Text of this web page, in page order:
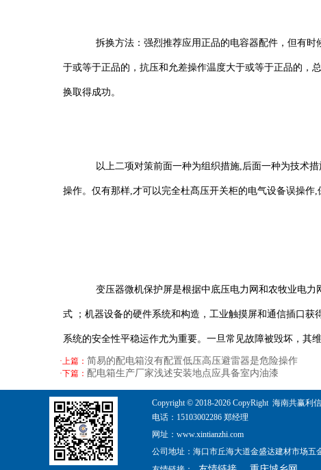
拆换方法：强烈推荐应用正品的电容器配件，但有时候
于或等于正品的，抗压和允差操作温度大于或等于正品的，
换取得成功。
以上二项对策前面一种为组织措施,后面一种为技术措施,
操作。仅有那样,才可以完全杜髙压开关柜的电气设备误操作,
变压器微机保护屏是根据中底压电力网和农牧业电力网
式 ；机器设备的硬件系统和构造，工业触摸屏和通信插口获
系统的安全性平稳运作尤为重要。一旦常见故障被毁坏，其
·上篇： 简易的配电箱沒有配置低压高压避雷器是危险操作
·下篇： 配电箱生产厂家浅述安装地点应具备室内油漆
Copyright © 2018-2026 CopyRight 海南共赢利
电话：15103002286 郑经理
网址：www.xintianzhi.com
公司地址：海口市丘海大道金盛达建材市场五